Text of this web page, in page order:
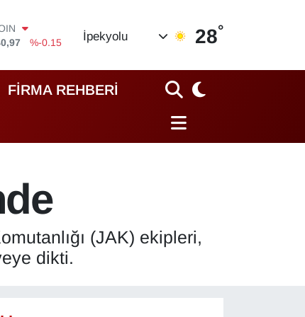
%0.18
%0.32
İpekyolu 28°
FİRMA REHBERİ
(JAK) ekipleri,
dikti.